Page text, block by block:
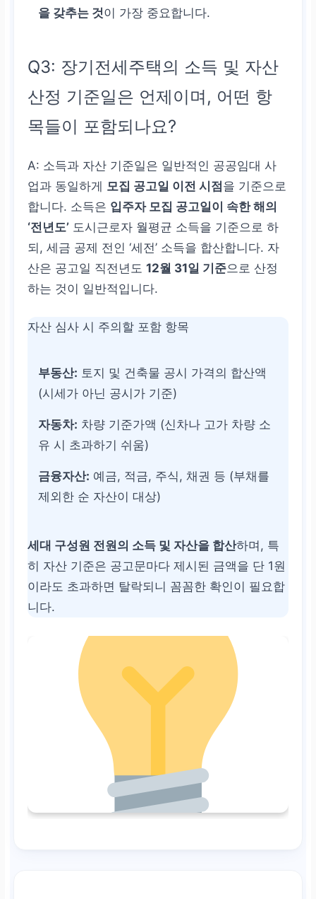
을 갖추는 것이 가장 중요합니다.
Q3: 장기전세주택의 소득 및 자산
산정 기준일은 언제이며, 어떤 항
목들이 포함되나요?
A: 소득과 자산 기준일은 일반적인 공공임대 사
업과 동일하게 모집 공고일 이전 시점을 기준으로
합니다. 소득은 입주자 모집 공고일이 속한 해의
‘전년도’ 도시근로자 월평균 소득을 기준으로 하
되, 세금 공제 전인 ‘세전’ 소득을 합산합니다. 자
산은 공고일 직전년도12월 31일 기준으로 산정
하는 것이 일반적입니다.
자산 심사 시 주의할 포함 항목
부동산: 토지 및 건축물 공시 가격의 합산액
(시세가 아닌 공시가 기준)
자동차: 차량 기준가액 (신차나 고가 차량 소
유 시 초과하기 쉬움)
금융자산: 예금, 적금, 주식, 채권 등 (부채를
제외한 순 자산이 대상)
세대 구성원 전원의 소득 및 자산을 합산하며, 특
히 자산 기준은 공고문마다 제시된 금액을 단 1원
이라도 초과하면 탈락되니 꼼꼼한 확인이 필요합
니다.